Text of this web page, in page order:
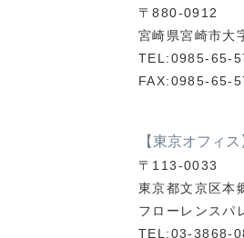
〒880-0912
宮崎県宮崎市大
TEL:0985-65-
FAX:0985-65-
【東京オフィス
〒113-0033
東京都文京区本
フローレンスパ
TEL:03-3868-